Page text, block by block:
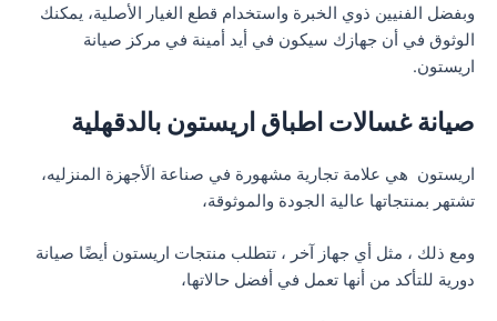
وبفضل الفنيين ذوي الخبرة واستخدام قطع الغيار الأصلية، يمكنك
الوثوق في أن جهازك سيكون في أيد أمينة في مركز صيانة
اريستون.
صيانة غسالات اطباق اريستون بالدقهلية
اريستون هي علامة تجارية مشهورة في صناعة الَأجهزة المنزليه،
تشتهر بمنتجاتها عالية الجودة والموثوقة،
ومع ذلك ، مثل أي جهاز آخر ، تتطلب منتجات اريستون أيضًا صيانة
دورية للتأكد من أنها تعمل في أفضل حالاتها،